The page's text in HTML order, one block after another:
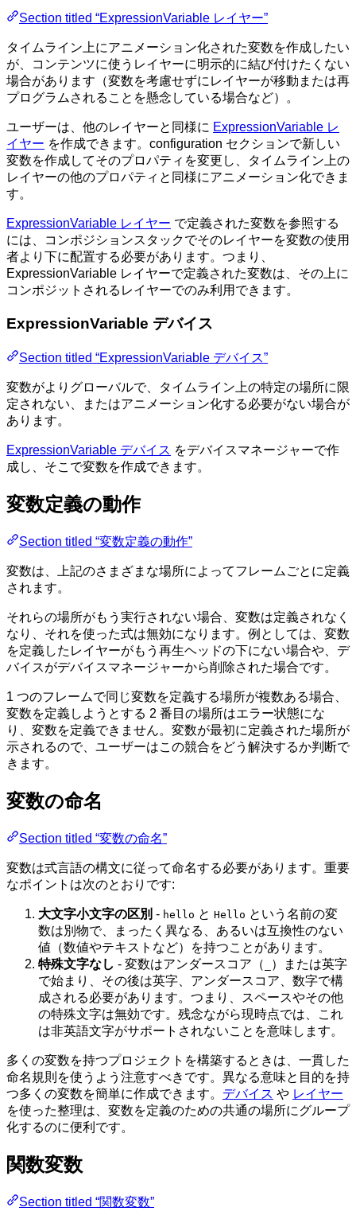
Section titled “ExpressionVariable レイヤー”
タイムライン上にアニメーション化された変数を作成したい
が、コンテンツに使うレイヤーに明示的に結び付けたくない
場合があります（変数を考慮せずにレイヤーが移動または再
プログラムされることを懸念している場合など）。
ユーザーは、他のレイヤーと同様に ExpressionVariable レ
イヤー を作成できます。configuration セクションで新しい
変数を作成してそのプロパティを変更し、タイムライン上の
レイヤーの他のプロパティと同様にアニメーション化できま
す。
ExpressionVariable レイヤー で定義された変数を参照する
には、コンポジションスタックでそのレイヤーを変数の使用
者より下に配置する必要があります。つまり、
ExpressionVariable レイヤーで定義された変数は、その上に
コンポジットされるレイヤーでのみ利用できます。
ExpressionVariable デバイス
Section titled “ExpressionVariable デバイス”
変数がよりグローバルで、タイムライン上の特定の場所に限
定されない、またはアニメーション化する必要がない場合が
あります。
ExpressionVariable デバイス をデバイスマネージャーで作
成し、そこで変数を作成できます。
変数定義の動作
Section titled “変数定義の動作”
変数は、上記のさまざまな場所によってフレームごとに定義
されます。
それらの場所がもう実行されない場合、変数は定義されなく
なり、それを使った式は無効になります。例としては、変数
を定義したレイヤーがもう再生ヘッドの下にない場合や、デ
バイスがデバイスマネージャーから削除された場合です。
1 つのフレームで同じ変数を定義する場所が複数ある場合、
変数を定義しようとする 2 番目の場所はエラー状態にな
り、変数を定義できません。変数が最初に定義された場所が
示されるので、ユーザーはこの競合をどう解決するか判断で
きます。
変数の命名
Section titled “変数の命名”
変数は式言語の構文に従って命名する必要があります。重要
なポイントは次のとおりです:
大文字小文字の区別 - hello と Hello という名前の変
数は別物で、まったく異なる、あるいは互換性のない
値（数値やテキストなど）を持つことがあります。
特殊文字なし - 変数はアンダースコア（
）または英字
で始まり、その後は英字、アンダースコア、数字で構
成される必要があります。つまり、スペースやその他
の特殊文字は無効です。残念ながら現時点では、これ
は非英語文字がサポートされないことを意味します。
多くの変数を持つプロジェクトを構築するときは、一貫した
命名規則を使うよう注意すべきです。異なる意味と目的を持
つ多くの変数を簡単に作成できます。 デバイス や レイヤー
を使った整理は、変数を定義のための共通の場所にグループ
化するのに便利です。
関数変数
Section titled “関数変数”